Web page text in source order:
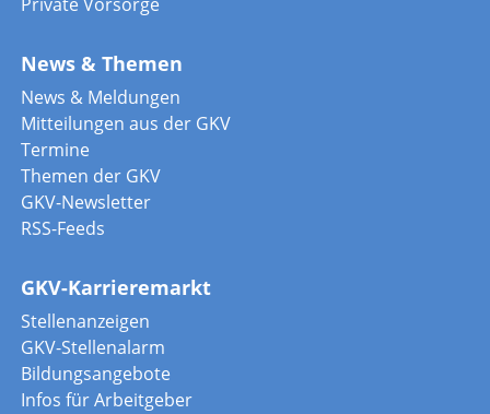
News & Themen
News & Meldungen
Mitteilungen aus der GKV
Termine
Themen der GKV
GKV-Newsletter
RSS-Feeds
GKV-Karrieremarkt
Stellenanzeigen
GKV-Stellenalarm
Bildungsangebote
Infos für Arbeitgeber